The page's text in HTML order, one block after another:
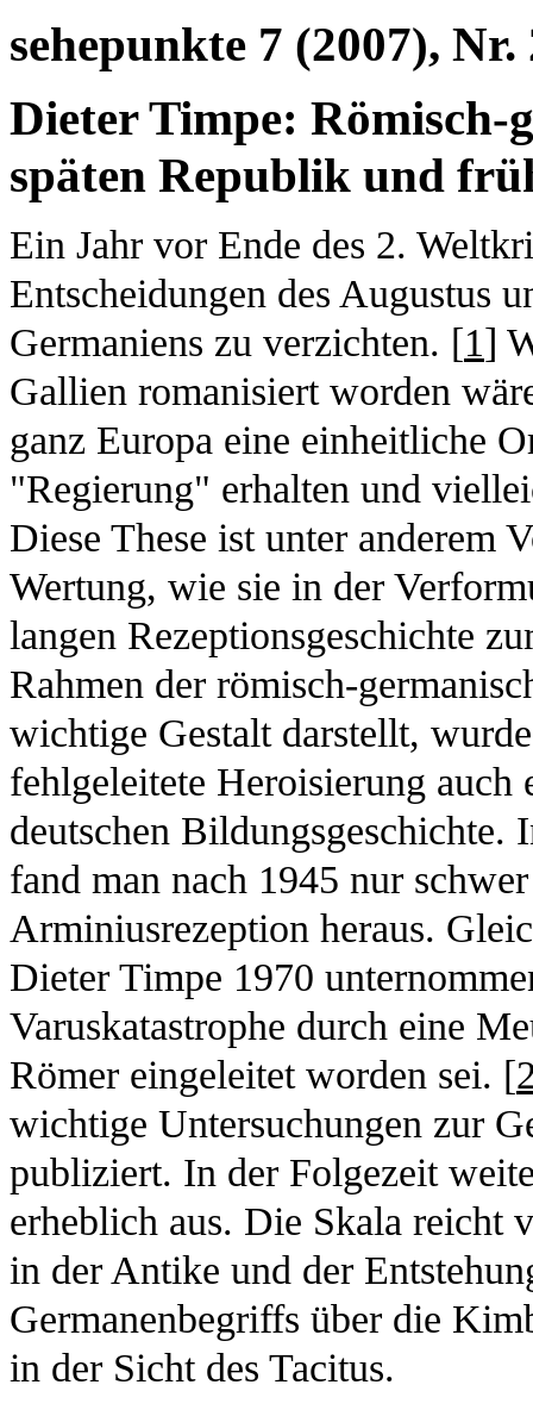
sehepunkte 7 (2007), Nr.
Dieter Timpe: Römisch-
späten Republik und
Ein Jahr vor Ende des 2.
Entscheidungen des Augustus
Germaniens zu verzichten. [1]
Gallien romanisiert worden
ganz Europa eine einheitliche
"Regierung" erhalten und
Diese These ist unter anderem
Wertung, wie sie in der
langen Rezeptionsgeschichte
Rahmen der römisch-
wichtige Gestalt darstellt,
fehlgeleitete Heroisierung auch
deutschen Bildungsgeschichte.
fand man nach 1945 nur
Arminiusrezeption heraus.
Dieter Timpe 1970
Varuskatastrophe durch eine
Römer eingeleitet worden sei. [
wichtige Untersuchungen zur
publiziert. In der Folgezeit
erheblich aus. Die Skala reicht
in der Antike und der
Germanenbegriffs über die
in der Sicht des Tacitus.